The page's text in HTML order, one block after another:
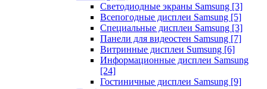
Светодиодные экраны Samsung [3]
Всепогодные дисплеи Samsung [5]
Специальные дисплеи Samsung [3]
Панели для видеостен Samsung [7]
Витринные дисплеи Sumsung [6]
Информационные дисплеи Samsung
[24]
Гостиничные дисплеи Samsung [9]